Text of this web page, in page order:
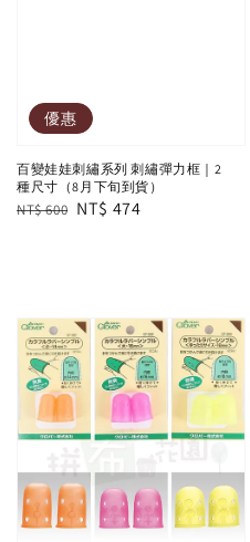
優惠
百變娃娃刺繡系列 刺繡彈力框｜2
種尺寸（8月下旬到貨）
Regular
NT$ 600 Sale
NT$ 474